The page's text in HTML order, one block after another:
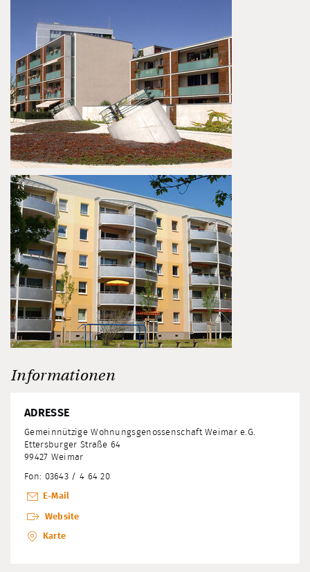
Informationen
ADRESSE
Gemeinnützige Wohnungsgenossenschaft Weimar e.G.
Ettersburger Straße 64
99427 Weimar
Fon: 03643 / 4 64 20
E-Mail
Website
Karte